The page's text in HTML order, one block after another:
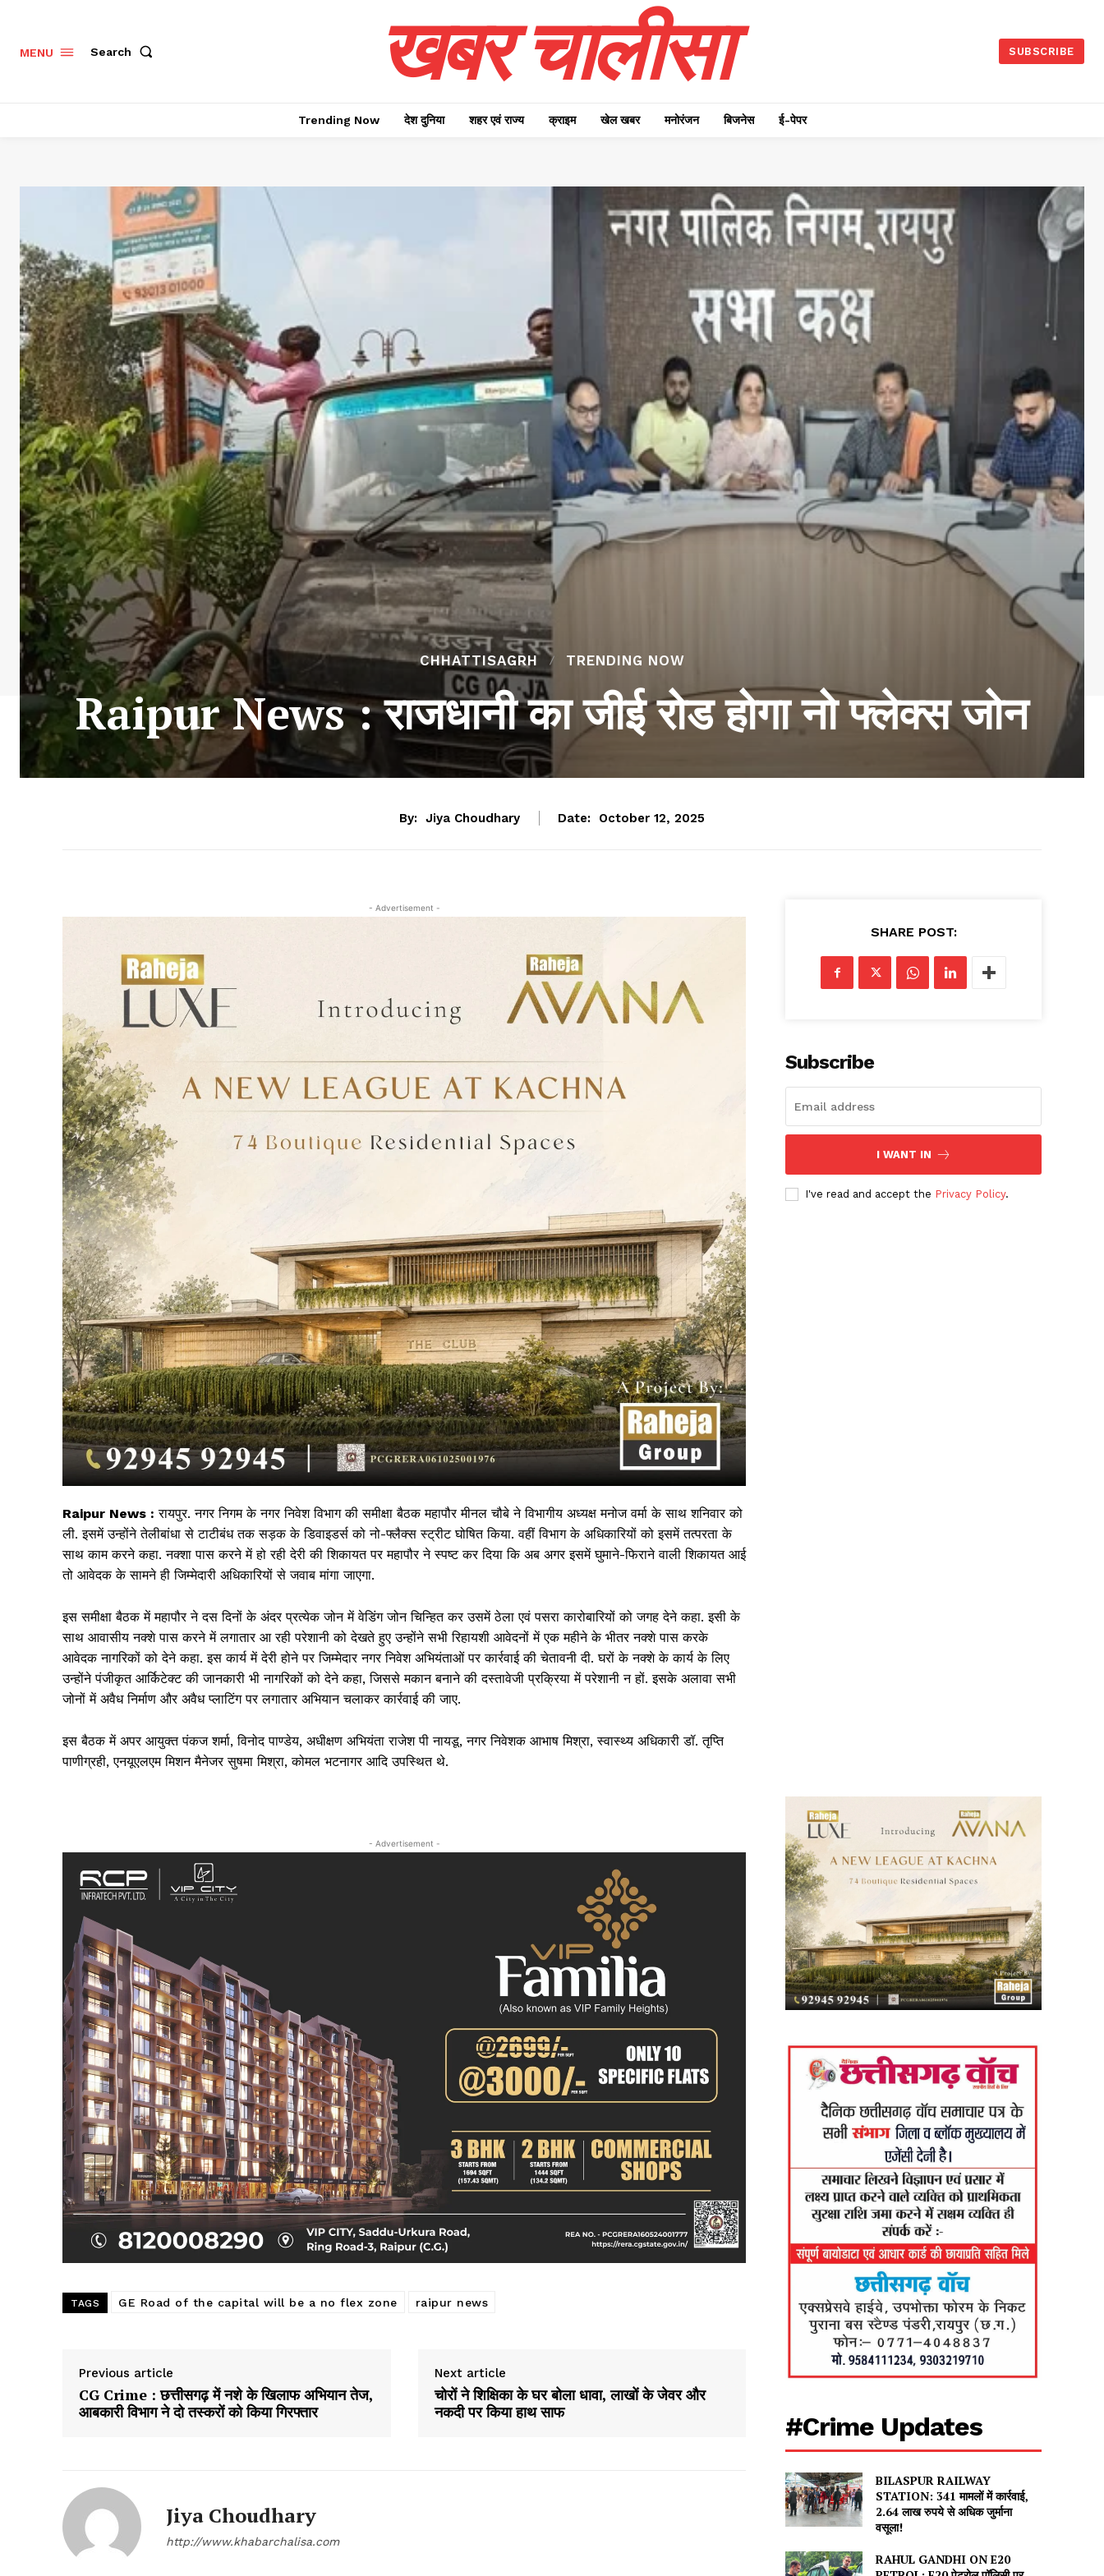
सिर्फ सच !!!
Khabarchalisa News
ई-पेपर
MENU Search खबर चालीसा SUBSCRIBE
Trending Now देश दुनिया शहर एवं राज्य क्राइम खेल खबर मनोरंजन बिजनेस ई-पेपर
CHHATTISAGRH TRENDING NOW
Raipur News : राजधानी का जीई रोड होगा नो फ्लेक्स जोन
By: Jiya Choudhary Date: October 12, 2025
- Advertisement -
Raipur News : रायपुर. नगर निगम के नगर निवेश विभाग की समीक्षा बैठक महापौर मीनल चौबे ने विभागीय अध्यक्ष मनोज वर्मा के साथ शनिवार को
ली. इसमें उन्होंने तेलीबांधा से टाटीबंध तक सड़क के डिवाइडर्स को नो-फ्लैक्स स्ट्रीट घोषित किया. वहीं विभाग के अधिकारियों को इसमें तत्परता के
साथ काम करने कहा. नक्शा पास करने में हो रही देरी की शिकायत पर महापौर ने स्पष्ट कर दिया कि अब अगर इसमें घुमाने-फिराने वाली शिकायत आई
तो आवेदक के सामने ही जिम्मेदारी अधिकारियों से जवाब मांगा जाएगा.
इस समीक्षा बैठक में महापौर ने दस दिनों के अंदर प्रत्येक जोन में वेडिंग जोन चिन्हित कर उसमें ठेला एवं पसरा कारोबारियों को जगह देने कहा. इसी के
साथ आवासीय नक्शे पास करने में लगातार आ रही परेशानी को देखते हुए उन्होंने सभी रिहायशी आवेदनों में एक महीने के भीतर नक्शे पास करके
आवेदक नागरिकों को देने कहा. इस कार्य में देरी होने पर जिम्मेदार नगर निवेश अभियंताओं पर कार्रवाई की चेतावनी दी. घरों के नक्शे के कार्य के लिए
उन्होंने पंजीकृत आर्किटेक्ट की जानकारी भी नागरिकों को देने कहा, जिससे मकान बनाने की दस्तावेजी प्रक्रिया में परेशानी न हों. इसके अलावा सभी
जोनों में अवैध निर्माण और अवैध प्लाटिंग पर लगातार अभियान चलाकर कार्रवाई की जाए.
इस बैठक में अपर आयुक्त पंकज शर्मा, विनोद पाण्डेय, अधीक्षण अभियंता राजेश पी नायडू, नगर निवेशक आभाष मिश्रा, स्वास्थ्य अधिकारी डॉ. तृप्ति
पाणीग्रही, एनयूएलएम मिशन मैनेजर सुषमा मिश्रा, कोमल भटनागर आदि उपस्थित थे.
- Advertisement -
TAGS GE Road of the capital will be a no flex zone raipur news
Previous article
CG Crime : छत्तीसगढ़ में नशे के खिलाफ अभियान तेज,
आबकारी विभाग ने दो तस्करों को किया गिरफ्तार
Next article
चोरों ने शिक्षिका के घर बोला धावा, लाखों के जेवर और
नकदी पर किया हाथ साफ
Jiya Choudhary
http://www.khabarchalisa.com
SHARE POST:
Subscribe
I WANT IN
I've read and accept the Privacy Policy.
#Crime Updates
BILASPUR RAILWAY
STATION: 341 मामलों में कार्रवाई,
2.64 लाख रुपये से अधिक जुर्माना
वसूला!
RAHUL GANDHI ON E20